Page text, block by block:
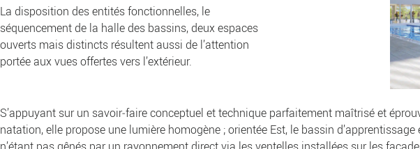
La disposition des entités fonctionnelles, le
séquencement de la halle des bassins, deux espaces
ouverts mais distincts résultent aussi de l’attention
portée aux vues offertes vers l’extérieur.
S’appuyant sur un savoir‐faire conceptuel et technique parfaitement maîtrisé et
natation, elle propose une lumière homogène ; orientée Est, le bassin